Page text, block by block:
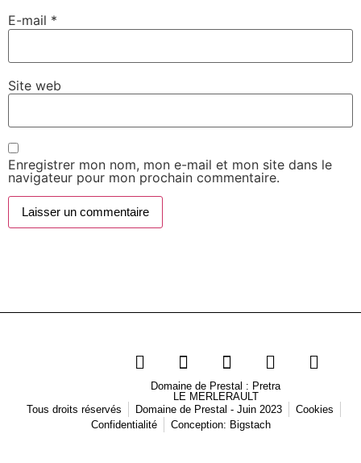
E-mail *
Site web
Enregistrer mon nom, mon e-mail et mon site dans le
navigateur pour mon prochain commentaire.
Domaine de Prestal : Pretra
LE MERLERAULT
Tous droits réservés
Domaine de Prestal - Juin 2023
Cookies
Confidentialité
Conception: Bigstach